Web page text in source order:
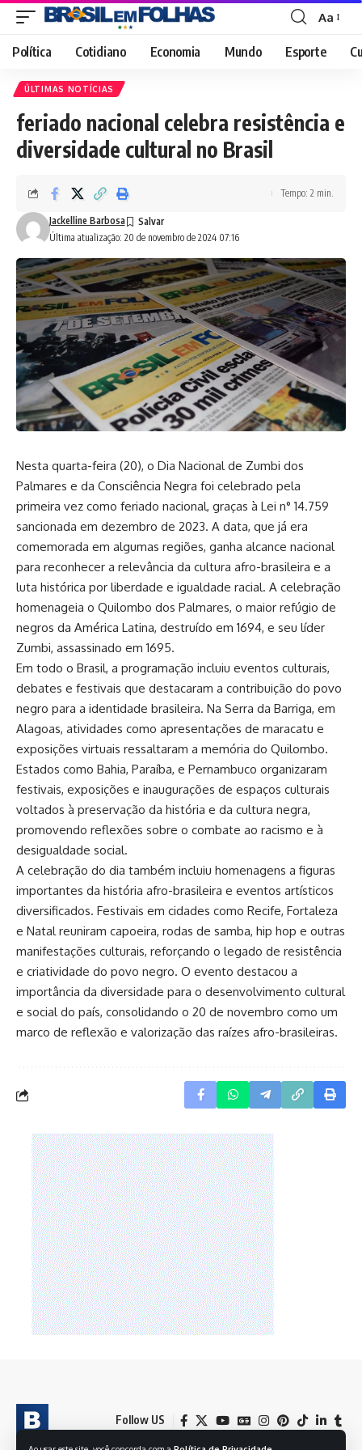
Font
Resizer
Aa
Política Cotidiano Economia Mundo Esporte
ÚLTIMAS NOTÍCIAS
feriado nacional celebra resistência e
diversidade cultural no Brasil
Última atualização: 20 de novembro de 2024 07:16
Jackelline Barbosa
Tempo: 2 min.
Nesta quarta-feira (20), o Dia Nacional de Zumbi dos
Palmares e da Consciência Negra foi celebrado pela
primeira vez como feriado nacional, graças à Lei n° 14.759
sancionada em dezembro de 2023. A data, que já era
comemorada em algumas regiões, ganha alcance nacional
para reconhecer a relevância da cultura afro-brasileira e a
luta histórica por liberdade e igualdade racial. A celebração
homenageia o Quilombo dos Palmares, o maior refúgio de
negros da América Latina, destruído em 1694, e seu líder
Zumbi, assassinado em 1695.
Em todo o Brasil, a programação incluiu eventos culturais,
debates e festivais que destacaram a contribuição do povo
negro para a identidade brasileira. Na Serra da Barriga, em
Alagoas, atividades como apresentações de maracatu e
exposições virtuais ressaltaram a memória do Quilombo.
Estados como Bahia, Paraíba, e Pernambuco organizaram
festivais, exposições e inaugurações de espaços culturais
voltados à preservação da história e da cultura negra,
promovendo reflexões sobre o combate ao racismo e à
desigualdade social.
A celebração do dia também incluiu homenagens a figuras
importantes da história afro-brasileira e eventos artísticos
diversificados. Festivais em cidades como Recife, Fortaleza
e Natal reuniram capoeira, rodas de samba, hip hop e outras
manifestações culturais, reforçando o legado de resistência
e criatividade do povo negro. O evento destacou a
importância da diversidade para o desenvolvimento cultural
e social do país, consolidando o 20 de novembro como um
marco de reflexão e valorização das raízes afro-brasileiras.
Follow US